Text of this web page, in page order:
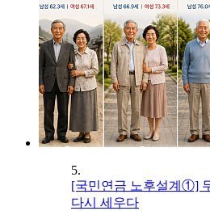
5.
[국민연금 노후설계①]
다시 세우다